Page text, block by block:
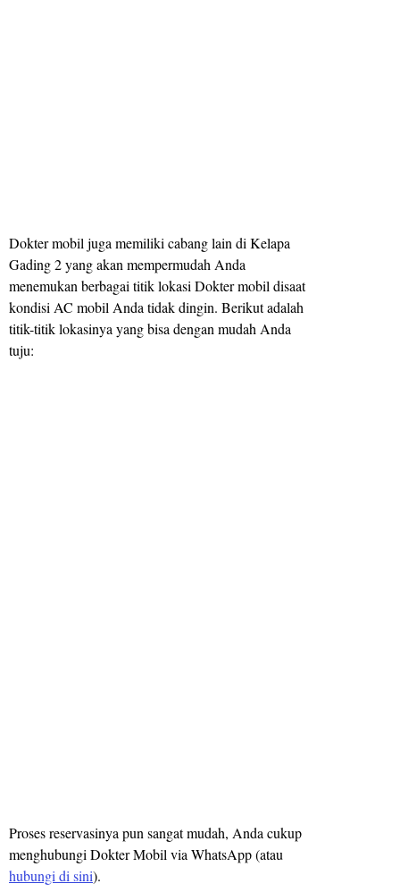
Dokter mobil juga memiliki cabang lain di Kelapa
Gading 2 yang akan mempermudah Anda
menemukan berbagai titik lokasi Dokter mobil disaat
kondisi AC mobil Anda tidak dingin. Berikut adalah
titik-titik lokasinya yang bisa dengan mudah Anda
tuju:
Proses reservasinya pun sangat mudah, Anda cukup
menghubungi Dokter Mobil via WhatsApp (atau
hubungi di sini).